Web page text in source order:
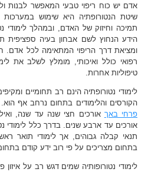
אדם יש כוח ריפוי טבעי המאפשר לבנות
שיטת הנטורופתיה היא שימוש
תמיכה וחיזוק של האדם, ובמהלך לימודי
הידע הנחוץ לשם אבחון בעיה ספציפית
ומציאת דרך הריפוי המתאימה לכל אדם.
רפואי כולל ואיכותי, מומלץ לשלב את
טיפוליות אחרות.
לימודי נטורופתיה הינם רב תחומיים
הקורסים והלימודים בתחום נרחב אף הוא.
פרחי באך אורכים חצי שנה עד שנה,
אורכים עד ארבע שנים. בדרך כלל לימודי
תנאי קבלה גבוהים, אך לימודי תואר
בתחום מצריכים על פי רוב ידע קודם בתחום
לימודי נטורופותיה שמים דגש רב על איזון